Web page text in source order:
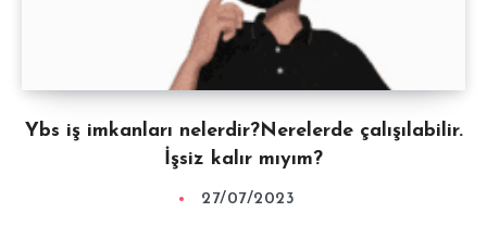
Ybs iş imkanları nelerdir?Nerelerde çalışılabilir.
İşsiz kalır mıyım?
27/07/2023